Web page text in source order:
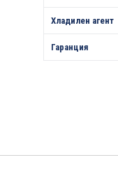
Хладилен агент
Гаранция